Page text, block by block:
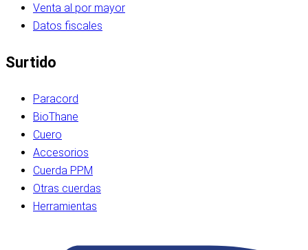
Venta al por mayor
Datos fiscales
Surtido
Paracord
BioThane
Cuero
Accesorios
Cuerda PPM
Otras cuerdas
Herramientas